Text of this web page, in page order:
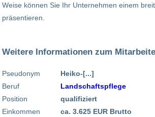
Weise können Sie Ihr Unternehmen einem
präsentieren.
Weitere Informationen zum
Pseudonym
Beruf
Position
Einkommen
Heiko-[...]
Landschaftspflege
qualifiziert
ca. 3.625 EUR Brutto